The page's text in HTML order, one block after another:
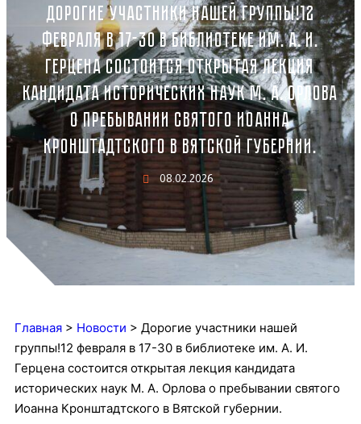
ДОРОГИЕ УЧАСТНИКИ НАШЕЙ ГРУППЫ!12
ФЕВРАЛЯ В 17-30 В БИБЛИОТЕКЕ ИМ. А. И.
ГЕРЦЕНА СОСТОИТСЯ ОТКРЫТАЯ ЛЕКЦИЯ
КАНДИДАТА ИСТОРИЧЕСКИХ НАУК М. А. ОРЛОВА
О ПРЕБЫВАНИИ СВЯТОГО ИОАННА
КРОНШТАДТСКОГО В ВЯТСКОЙ ГУБЕРНИИ.
08.02.2026
Главная > Новости > Дорогие участники нашей
группы!12 февраля в 17-30 в библиотеке им. А. И.
Герцена состоится открытая лекция кандидата
исторических наук М. А. Орлова о пребывании святого
Иоанна Кронштадтского в Вятской губернии.